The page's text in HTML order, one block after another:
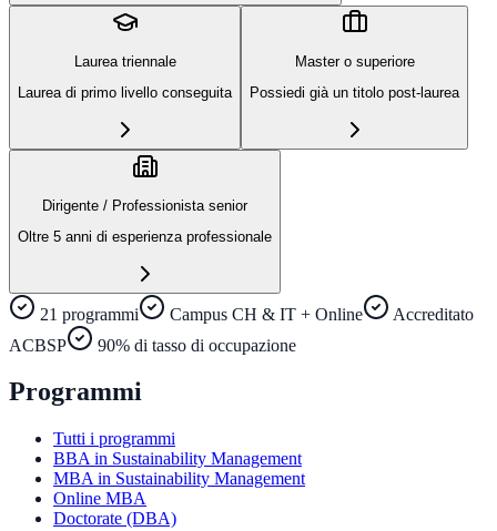
Laurea triennale
Laurea di primo livello conseguita
Master o superiore
Possiedi già un titolo post-laurea
Dirigente / Professionista senior
Oltre 5 anni di esperienza professionale
21 programmi Campus CH & IT + Online
Accreditato
ACBSP
90% di tasso di occupazione
Programmi
Tutti i programmi
BBA in Sustainability Management
MBA in Sustainability Management
Online MBA
Doctorate (DBA)